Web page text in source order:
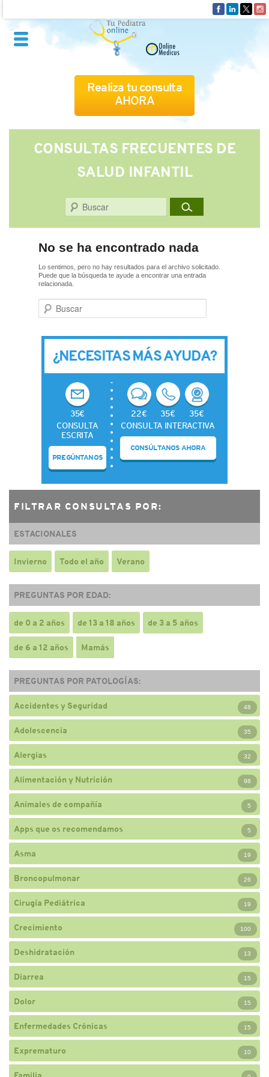
Realiza tu consulta
AHORA
QUIÉNES SOMOS
CÓMO FUNCIONA
CUADRO MÉDICO
CONSULTAS FRECUENTES
CONTACTO
CONSULTAS FRECUENTES DE
SALUD INFANTIL
No se ha encontrado nada
Lo sentimos, pero no hay resultados para el archivo solicitado.
Puede que la búsqueda te ayude a encontrar una entrada
relacionada.
Buscar
¿NECESITAS MÁS AYUDA?
35€
CONSULTA
ESCRITA
PREGÚNTANOS
22€ 35€
35€
CONSULTA INTERACTIVA
CONSÚLTANOS AHORA
FILTRAR CONSULTAS POR:
ESTACIONALES
Invierno Todo el año Verano
PREGUNTAS POR EDAD:
de 0 a 2 años de 13 a 18 años de 3 a 5 años
de 6 a 12 años Mamás
PREGUNTAS POR PATOLOGÍAS:
Accidentes y Seguridad 48
Adolescencia 35
Alergias 32
Alimentación y Nutrición 98
Animales de compañía 5
Apps que os recomendamos 5
Asma 19
Broncopulmonar 26
Cirugía Pediátrica 19
Crecimiento 100
Deshidratación 13
Diarrea 15
Dolor 15
Enfermedades Crónicas 15
Exprematuro 10